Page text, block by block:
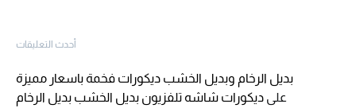
أحدث التعليقات
بديل الرخام وبديل الخشب ديكورات فخمة باسعار مميزة
على ديكورات شاشه تلفزيون بديل الخشب بديل الرخام